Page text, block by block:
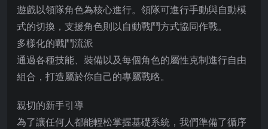
遊戲以領隊角色為核心進行。領隊可進行手動與自動模
式的切換，支援角色則以自動戰鬥方式協同作戰。
多樣化的戰鬥流派
通過各種技能、裝備以及每個角色的屬性克制進行自由
組合，打造屬於你自己的專屬戰略。
親切的新手引導
為了讓任何人都能輕松掌握基礎系統，我們準備了循序